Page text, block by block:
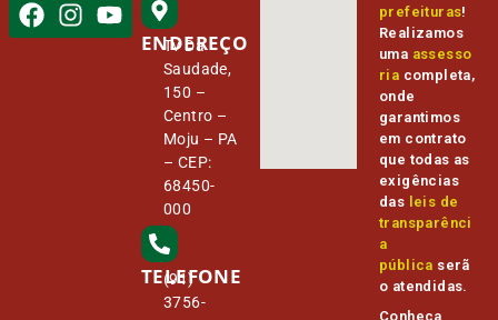
ENDEREÇO
Tv Da
Saudade,
150 –
Centro –
Moju – PA
– CEP:
68450-
000
TELEFONE
(91)
3756-
prefeituras!
Realizamos
uma assesso
ria completa,
onde
garantimos
em contrato
que todas as
exigências
das leis de
transparênci
a
pública serã
o atendidas.
Conheça